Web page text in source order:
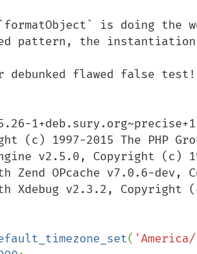
is doing the
pattern, the
debunked flawed false test!
(c) 1997-2015 The PHP
v2.5.0, Copyright (c)
( 'America/